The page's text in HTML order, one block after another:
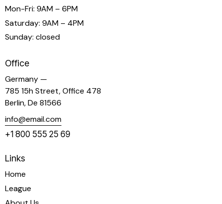
Mon-Fri: 9AM – 6PM
Saturday: 9AM – 4PM
Sunday: closed
Office
Germany —
785 15h Street, Office 478
Berlin, De 81566
info@email.com
+1 800 555 25 69
Links
Home
League